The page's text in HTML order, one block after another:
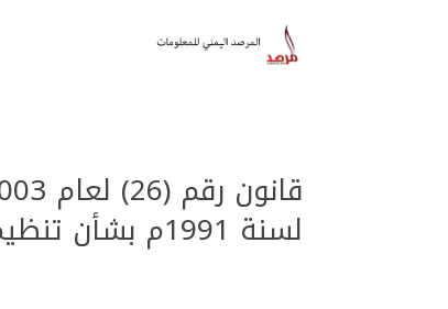
لسنة 1991م بشأن تنظيم السجون